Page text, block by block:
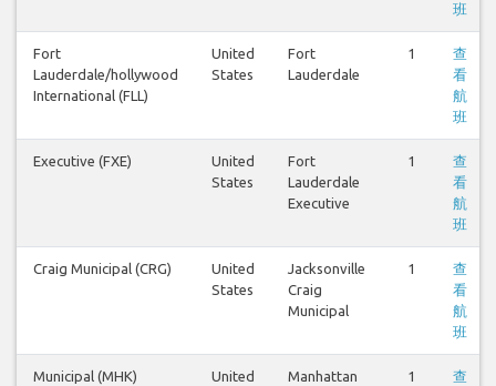
班
Fort
Lauderdale/hollywood
International (FLL)
United
States
Fort
Lauderdale
1
查
看
航
班
Executive (FXE)
United
States
Fort
Lauderdale
Executive
1
查
看
航
班
Craig Municipal (CRG)
United
States
Jacksonville
Craig
Municipal
1
查
看
航
班
Municipal (MHK)
United
Manhattan 1
查